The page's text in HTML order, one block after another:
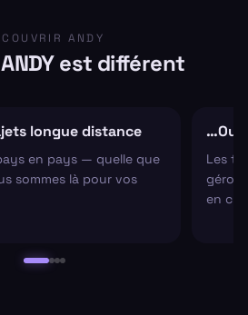
ANDY
est différent
longue distance
en pays — quelle que
sommes là pour vos
…Ou
Les
en